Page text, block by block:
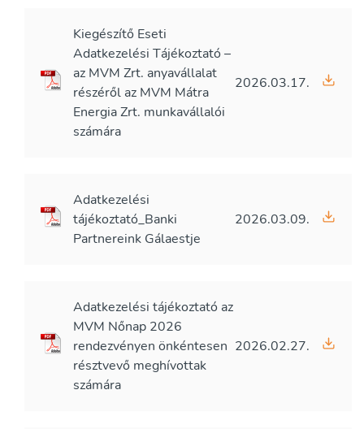
Kiegészítő Eseti
Adatkezelési Tájékoztató –
az MVM Zrt. anyavállalat
részéről az MVM Mátra
Energia Zrt. munkavállalói
számára
2026.03.17.
Adatkezelési
tájékoztató_Banki
Partnereink Gálaestje
2026.03.09.
Adatkezelési tájékoztató az
MVM Nőnap 2026
rendezvényen önkéntesen
résztvevő meghívottak
számára
2026.02.27.